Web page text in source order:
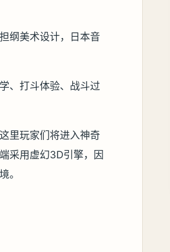
纲美术设计，日本音
、打斗体验、战斗过
里玩家们将进入神奇
采用虚幻3D引擎，因
。